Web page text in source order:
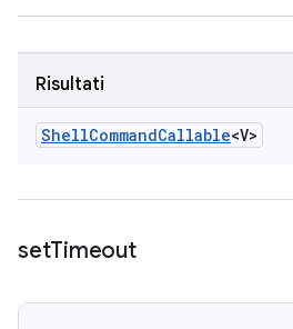
Risultati
ShellCommandCallable<V>
setTimeout